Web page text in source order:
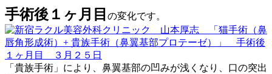
手術後１ヶ月目 の変化です。
「貴族手術」により、鼻翼基部の凹みが浅くなり、口の突出